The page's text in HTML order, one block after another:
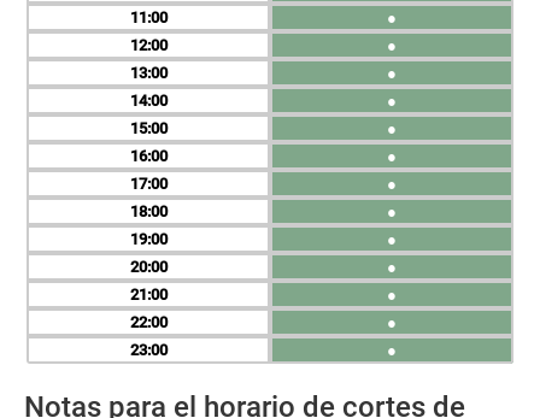
11
12
13
14
15
16
17
18
19
20
21
22
23
●
●
●
●
●
●
●
●
●
●
●
●
●
Notas para el horario de cortes de